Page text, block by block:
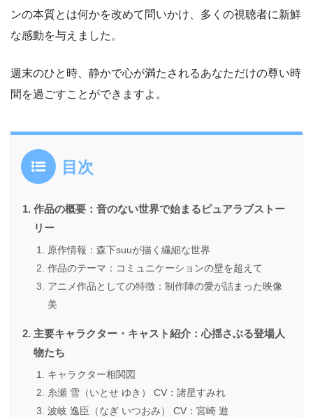
ンの本質とは何かを改めて問いかけ、多くの視聴者に新鮮
な感動を与えました。
週末のひと時、静かで心が満たされるあなただけの尊い時
間を過ごすことができますよ。
目次
作品の概要：音のない世界で始まるピュアラブストー
リー
原作情報：森下suuが描く繊細な世界
作品のテーマ：コミュニケーションの壁を超えて
アニメ作品としての特徴：制作陣の愛が詰まった映像
美
主要キャラクター・キャスト紹介：心揺さぶる登場人
物たち
キャラクター相関図
糸瀬 雪（いとせ ゆき） CV：諸星すみれ
波岐 逸臣（なぎ いつおみ） CV：宮崎 遊